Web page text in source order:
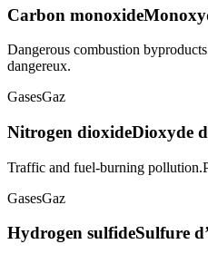
Carbon monoxide
Dangerous combustion
dangereux.
GasesGaz
Nitrogen dioxideDioxyde
Traffic and fuel-burning pollution.
GasesGaz
Hydrogen sulfideSulfure